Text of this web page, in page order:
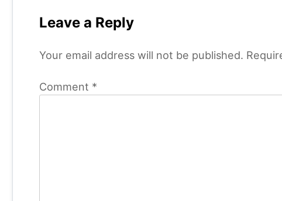
Leave a Reply
Your email address will not be published.
Comment *